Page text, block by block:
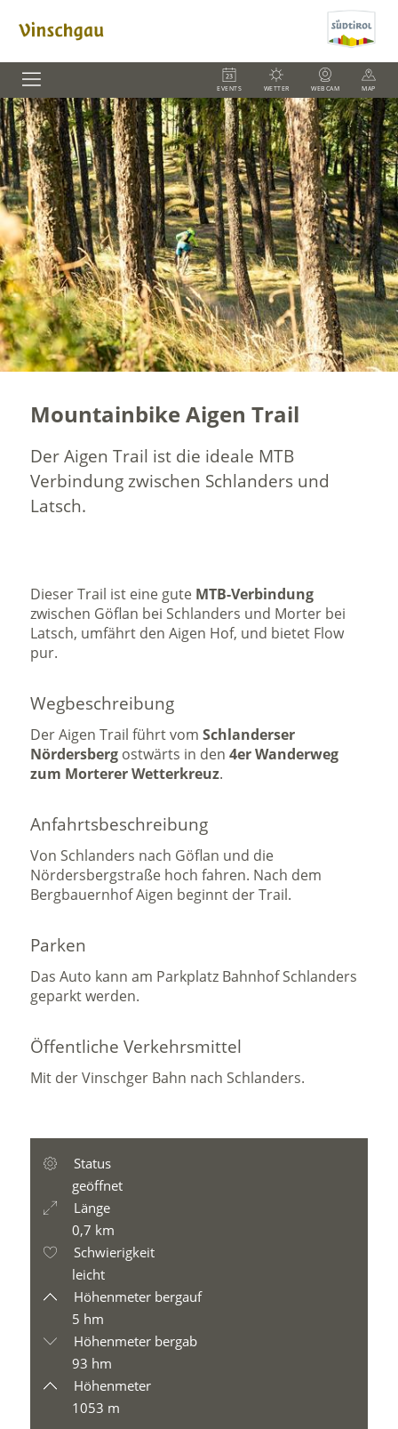
EVENTS WETTER WEBCAM MAP
Mountainbike Aigen Trail
Der Aigen Trail ist die ideale MTB
Verbindung zwischen Schlanders und
Latsch.
Dieser Trail ist eine gute MTB-Verbindung
zwischen Göflan bei Schlanders und Morter bei
Latsch, umfährt den Aigen Hof, und bietet Flow
pur.
Wegbeschreibung
Der Aigen Trail führt vomSchlanderser
Nördersberg ostwärts in den4er Wanderweg
zum Morterer Wetterkreuz.
Anfahrtsbeschreibung
Von Schlanders nach Göflan und die
Nördersbergstraße hoch fahren. Nach dem
Bergbauernhof Aigen beginnt der Trail.
Parken
Das Auto kann am Parkplatz Bahnhof Schlanders
geparkt werden.
Öffentliche Verkehrsmittel
Mit der Vinschger Bahn nach Schlanders.
Status
geöffnet
Länge
0,7 km
Schwierigkeit
leicht
Höhenmeter bergauf
5 hm
Höhenmeter bergab
93 hm
Höhenmeter
1053 m